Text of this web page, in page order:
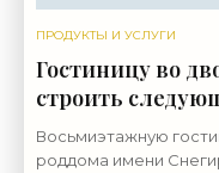
ПРОДУКТЫ И УСЛУГИ
Гостиницу во
строить
новости
Восьмиэтажную
роддома имени